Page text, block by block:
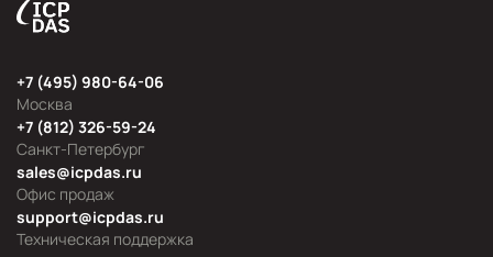
Москва
+7 (495) 980-64-06
Офис продаж
sales@icpdas.ru
Санкт-Петербург
+7 (812) 326-59-24
Техническая поддержка
support@icpdas.ru